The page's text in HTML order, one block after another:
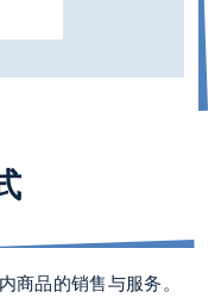
商品的销售与服务。